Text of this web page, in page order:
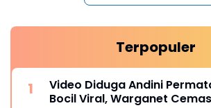
Terpopuler
Video Diduga Andini
Bocil Viral, Warganet Cemas